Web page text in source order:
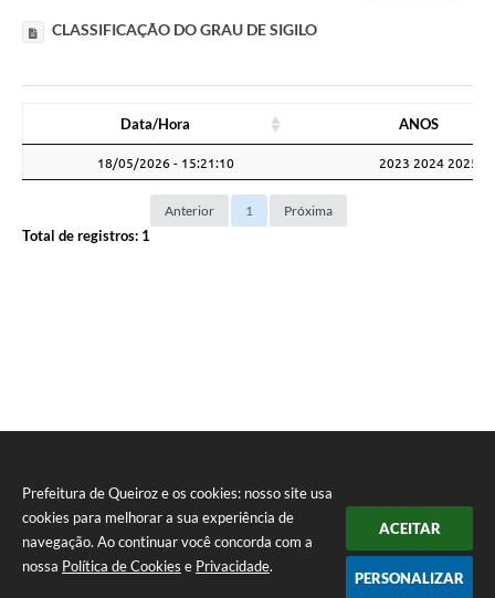
Prefeitura de Queiroz e os cookies: nosso site usa
cookies para melhorar a sua experiência de
navegação. Ao continuar você concorda com a
nossa Política de Cookies e Privacidade.
ACEITAR
PERSONALIZAR
CLASSIFICAÇÃO DO GRAU DE SIGILO
Data/Hora
ANOS
Data/Hora
18/05/2026 - 15:21:10 2023 2024 2025
Anterior 1 Próxima
Total de registros: 1